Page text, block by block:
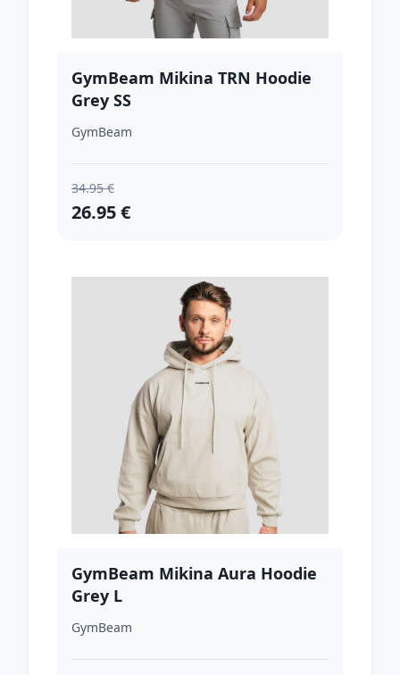
GymBeam Mikina TRN Hoodie
Grey SS
GymBeam
34.95 €
26.95 €
GymBeam Mikina Aura Hoodie
Grey L
GymBeam